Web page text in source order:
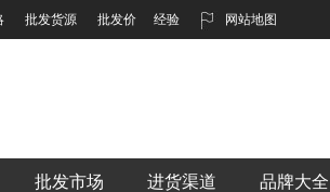
批发货源 批发价 经验 网站地图
批发市场 进货渠道 品牌大全